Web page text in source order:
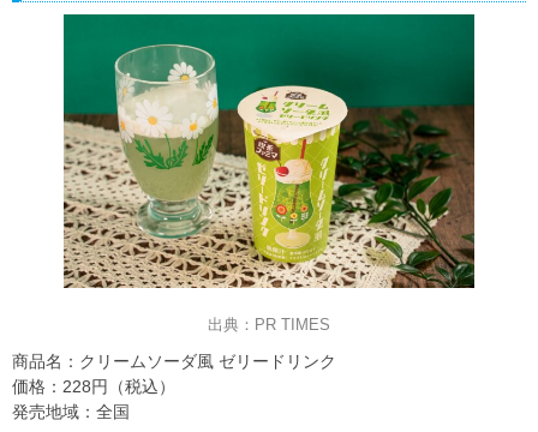
出典：PR TIMES
商品名：クリームソーダ風 ゼリードリンク
価格：228円（税込）
発売地域：全国